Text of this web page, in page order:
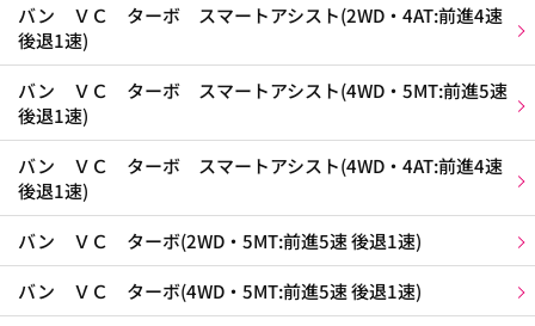
バン ＶＣ ターボ スマートアシスト(2WD・4AT:前進4速
後退1速)
バン ＶＣ ターボ スマートアシスト(4WD・5MT:前進5速
後退1速)
バン ＶＣ ターボ スマートアシスト(4WD・4AT:前進4速
後退1速)
バン ＶＣ ターボ(2WD・5MT:前進5速 後退1速)
バン ＶＣ ターボ(4WD・5MT:前進5速 後退1速)